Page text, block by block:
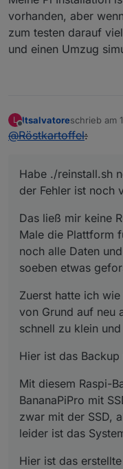
vorhanden, aber
zum testen darauf
und einen Umzug
L
Offline
ltsalvatoreschrieb am
zuletzt
@Röstkartoffel:
Habe ./reinstall.sh
der Fehler ist noch
Das ließ mir keine
Male die Plattform
noch alle Daten
soeben etwas
Zuerst hatte ich
von Grund auf neu
schnell zu klein
Hier ist das
Mit diesem Raspi-
BananaPiPro mit
zwar mit der SSD,
leider ist das
Hier ist das